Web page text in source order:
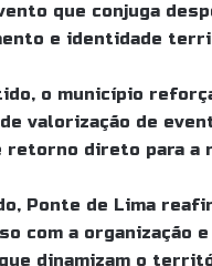
que conjuga
e identidade
o município
valorização de
retorno direto para a
Ponte de Lima
com a organização
dinamizam o